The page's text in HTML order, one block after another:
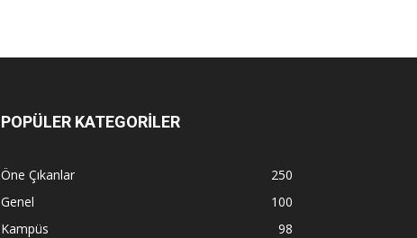
POPÜLER KATEGORİLER
Öne Çıkanlar
250
Genel
100
Kampüs
98